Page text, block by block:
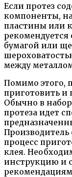
Если протез
компоненты,
пластины или
рекомендуется
бумагой или
между
Помимо этого,
приготовить и
Обычно в
протеза идет
процесс
клея.
инструкцию и